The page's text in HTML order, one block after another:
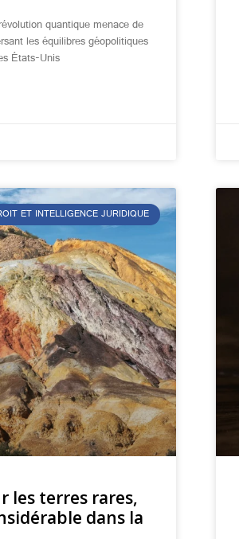
quantique menace de
les équilibres géopolitiques
États-Unis
ET INTELLIGENCE JURIDIQUE
les terres rares,
dans la